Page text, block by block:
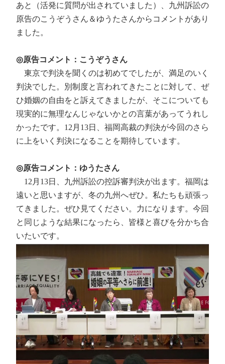
あと（活発に質問が出されていました）、九州訴訟の
原告のこうぞうさん＆ゆうたさんからコメントがあり
ました。
◎原告コメント：こうぞうさん
東京で判決を聞くのは初めてでしたが、満足のいく
判決でした。別制度と言われてきたことに対して、ぜ
ひ婚姻の自由をと訴えてきましたが、そこについても
現実的に無理なんじゃないかとの言葉があってうれし
かったです。12月13日、福岡高裁の判決が今回のさら
に上をいく判決になることを期待しています。
◎原告コメント：ゆうたさん
12月13日、九州訴訟の控訴審判決が出ます。福岡は
遠いと思いますが、冬の九州へぜひ。私たちも頑張っ
てきました。ぜひ見てください。力になります。今回
と同じような結果になったら、皆様と喜びを分かち合
いたいです。